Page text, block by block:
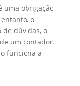
uma obrigação
o
de dúvidas, o
um contador.
funciona a